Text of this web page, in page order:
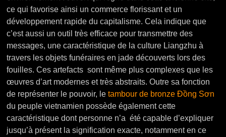
ce qui favorise ainsi un commerce florissant et un
développement rapide du capitalisme.Cela indique que
c’est aussi un outil très efficace pour transmettre des
messages, une caractéristique de la culture Liangzhu à
travers les objets funéraires en jade découverts lors des
fouilles. Ces artefacts sont même plus complexes que les
œuvres d’art modernes et très abstraits. Outre sa fonction
de représenter le pouvoir, letambour de bronze Đồng Sơn
du peuple vietnamien possède également cette
caractéristique dont personne n’a été capable d’expliquer
jusqu’à présent la signification exacte, notamment en ce